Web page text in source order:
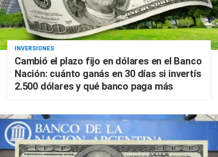
INVERSIONES
Cambió el plazo fijo en dólares en el Banco
Nación: cuánto ganás en 30 días si invertís
2.500 dólares y qué banco paga más